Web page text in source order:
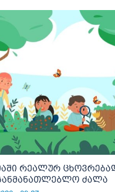
რეალურ ცხოვრებად
ძალა